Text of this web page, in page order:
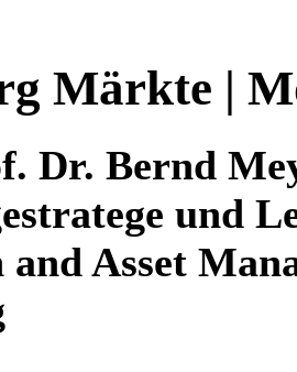
Märkte |
Dr. Bernd
und
Asset